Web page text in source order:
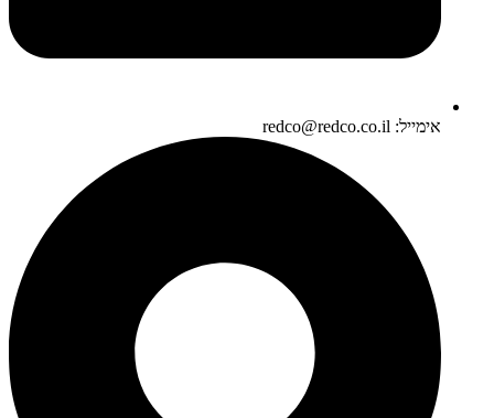
אימייל: redco@redco.co.il